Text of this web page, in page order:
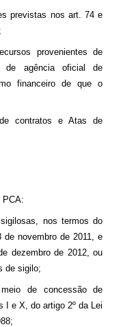
previstas nos art. 74 e
provenientes de
de agência oficial de
financeiro de que o
contratos e Atas de
PCA:
nos termos do
de novembro de 2011, e
dezembro de 2012, ou
de sigilo;
de concessão de
I e X, do artigo 2º da Lei